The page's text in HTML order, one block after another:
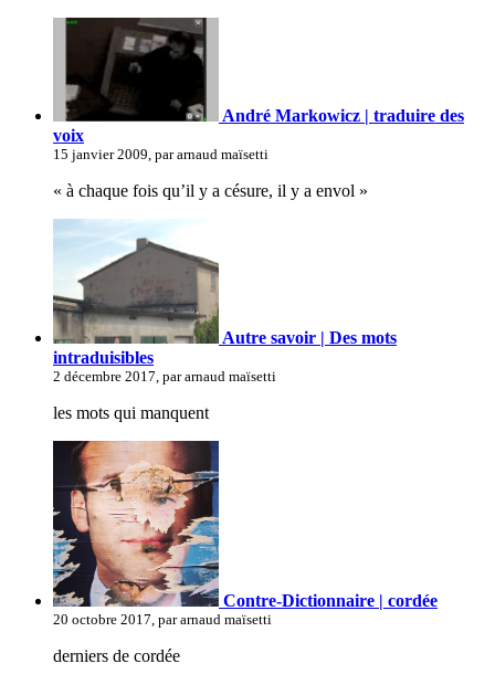
André Markowicz | traduire des
voix
15 janvier 2009, par arnaud maïsetti
« à chaque fois qu’il y a césure, il y a envol »
Autre savoir | Des mots
intraduisibles
2 décembre 2017, par arnaud maïsetti
les mots qui manquent
Contre-Dictionnaire | cordée
20 octobre 2017, par arnaud maïsetti
derniers de cordée